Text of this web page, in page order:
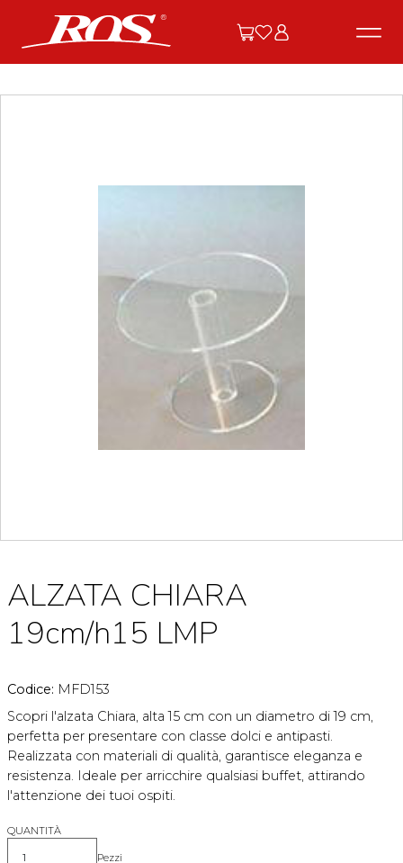
ALZATA CHIARA
19cm/h15 LMP
Codice: MFD153
Scopri l'alzata Chiara, alta 15 cm con un diametro di 19 cm,
perfetta per presentare con classe dolci e antipasti.
Realizzata con materiali di qualità, garantisce eleganza e
resistenza. Ideale per arricchire qualsiasi buffet, attirando
l'attenzione dei tuoi ospiti.
QUANTITÀ
Pezzi